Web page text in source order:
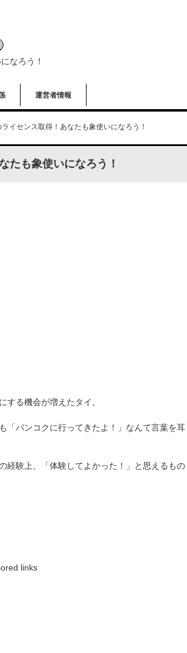
なろう！
運営者情報
イセンス取得！あなたも象使いになろう！
たも象使いになろう！
する機会が増えたタイ。
「バンコクに行ってきたよ！」なんて言葉を耳
経験上、「体験してよかった！」と思えるもの
links